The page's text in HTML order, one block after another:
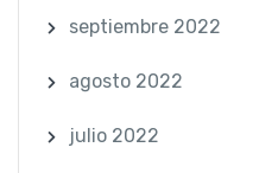
septiembre 2022
agosto 2022
julio 2022